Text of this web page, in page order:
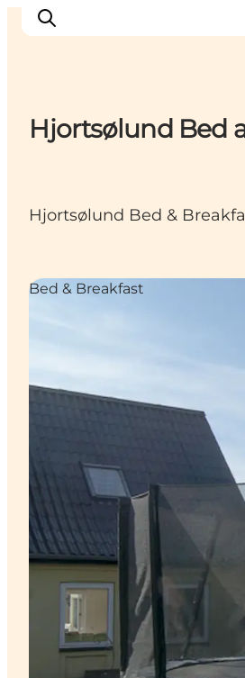
Events
Spis
Planlæg din tur
Hjortsølund Bed
Hjortsølund Bed &
Bed & Breakfast